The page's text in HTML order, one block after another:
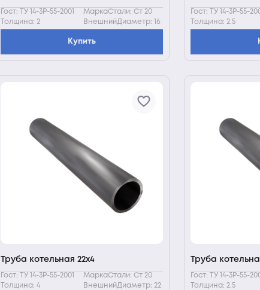
Гост: ТУ 14-3Р-55-2001
МаркаСтали: Ст 20
Толщина: 2
ВнешнийДиаметр: 16
Купить
Гост: ТУ 14-3Р-55-
Толщина: 2.5
Труба котельная 22х4
Гост: ТУ 14-3Р-55-2001
МаркаСтали: Ст 20
Толщина: 4
ВнешнийДиаметр: 22
Труба
Гост: ТУ 14-3Р-55-
Толщина: 2.5